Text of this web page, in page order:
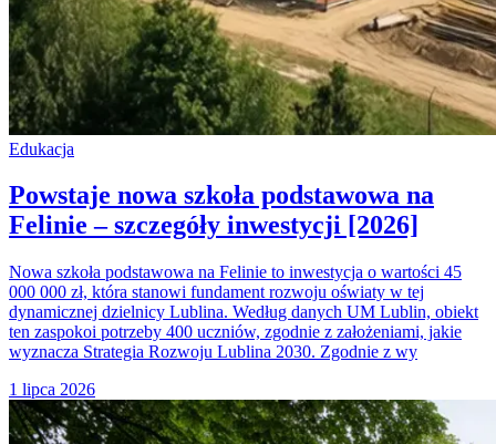
Edukacja
Powstaje nowa szkoła podstawowa na
Felinie – szczegóły inwestycji [2026]
Nowa szkoła podstawowa na Felinie to inwestycja o wartości 45
000 000 zł, która stanowi fundament rozwoju oświaty w tej
dynamicznej dzielnicy Lublina. Według danych UM Lublin, obiekt
ten zaspokoi potrzeby 400 uczniów, zgodnie z założeniami, jakie
wyznacza Strategia Rozwoju Lublina 2030. Zgodnie z wy
1 lipca 2026